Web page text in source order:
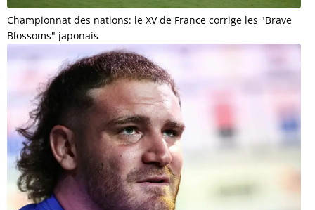
Championnat des nations: le XV de France corrige les "Brave
Blossoms" japonais